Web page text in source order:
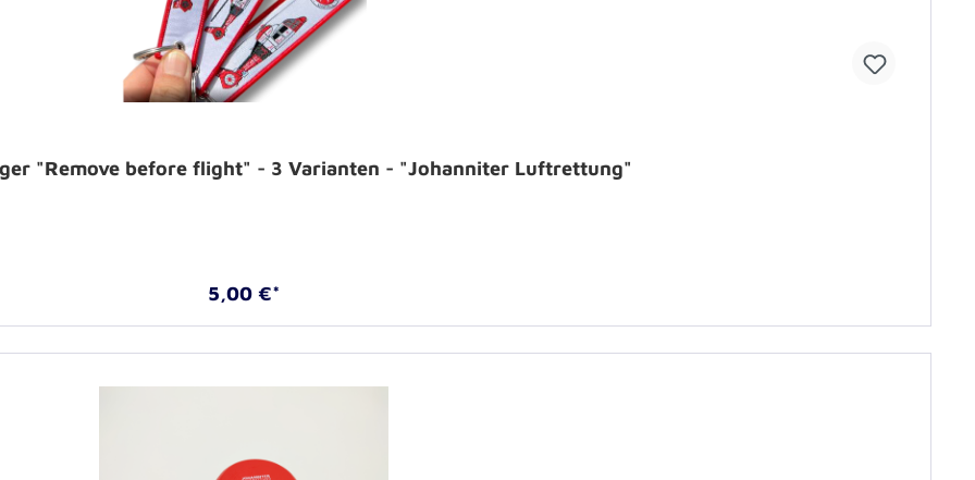
"Remove before flight" - 3 Varianten - "Johanniter Luftrettung"
5,00 €*